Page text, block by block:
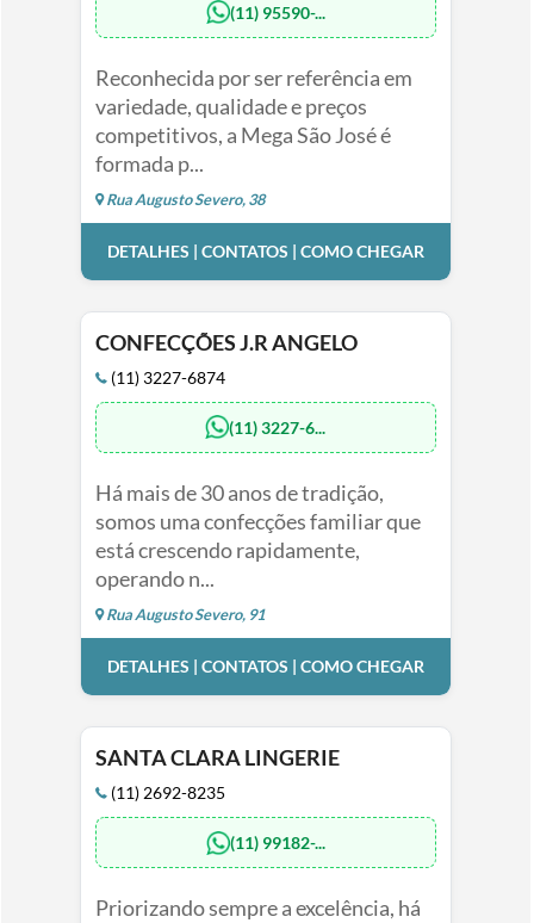
(11) 95590-...
Reconhecida por ser referência em
variedade, qualidade e preços
competitivos, a Mega São José é
formada p...
Rua Augusto Severo, 38
DETALHES | CONTATOS | COMO CHEGAR
CONFECÇÕES J.R ANGELO
(11) 3227-6874
(11) 3227-6...
Há mais de 30 anos de tradição,
somos uma confecções familiar que
está crescendo rapidamente,
operando n...
Rua Augusto Severo, 91
DETALHES | CONTATOS | COMO CHEGAR
SANTA CLARA LINGERIE
(11) 2692-8235
(11) 99182-...
Priorizando sempre a excelência, há